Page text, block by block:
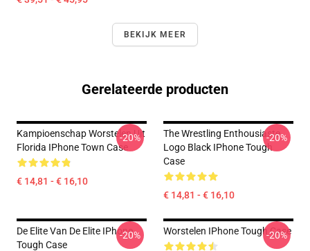
BEKIJK MEER
Gerelateerde producten
Kampioenschap Worstelen Uit
Florida IPhone Town Case
€ 14,81 - € 16,10
-20%
The Wrestling Enthousiaste
Logo Black IPhone Tough
Case
€ 14,81 - € 16,10
-20%
De Elite Van De Elite IPhone
Tough Case
-20% Worstelen IPhone Tough Case
-20%